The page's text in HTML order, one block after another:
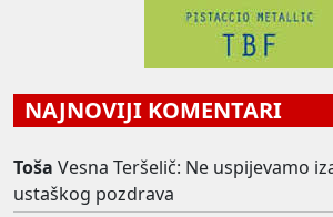
NAJNOVIJI KOMENTARI
Toša Vesna Teršelič: Ne uspijevamo
ustaškog pozdrava